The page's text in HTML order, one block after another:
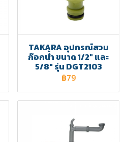
TAKARA อุปกรณ์สวม
ก๊อกน้ำ ขนาด 1/2" และ
5/8" รุ่น DGT2103
฿79